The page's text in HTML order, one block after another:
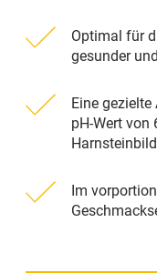
Optimal für
gesunder
Eine
pH-Wert von
Im